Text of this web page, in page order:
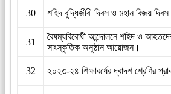
30 শহিদ বুদ্ধিজীবী দিবস ও মহান বিজয়
31
বৈষম্যবিরোধী আন্দোলনে শহিদ ও
সাংস্কৃতিক অনুষ্ঠান আয়োজন।
32 ২০২৩-২৪ শিক্ষাবর্ষের দ্বাদশ শ্রেণির